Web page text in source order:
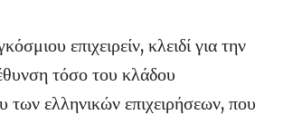
επιχειρείν, κλειδί για την
τόσο του κλάδου
ελληνικών επιχειρήσεων, που